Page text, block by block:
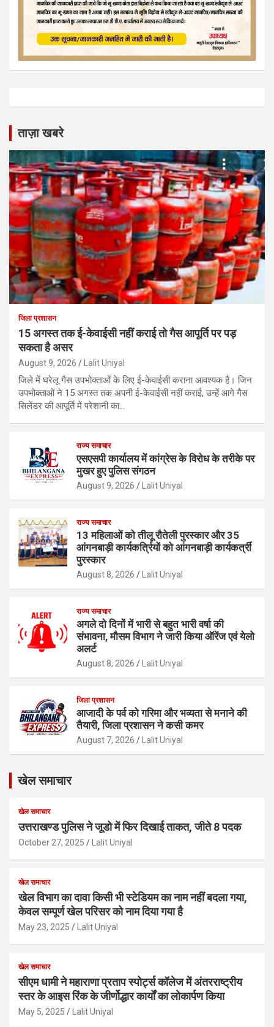
ताज़ा खबरे
जिला प्रशासन
15 अगस्त तक ई-केवाईसी नहीं कराई तो गैस आपूर्ति पर पड़
सकता है असर
August 9, 2026 Lalit Uniyal
जिले में घरेलू गैस उपभोक्ताओं के लिए ई-केवाईसी कराना आवश्यक है। जिन
उपभोक्ताओं ने 15 अगस्त तक अपनी ई-केवाईसी नहीं कराई, उन्हें आगे गैस
सिलेंडर की आपूर्ति में परेशानी का…
राज्य समाचार
एसएसपी कार्यालय में कांग्रेस के विरोध के तरीके पर
मुखर हुए पुलिस संगठन
August 9, 2026 Lalit Uniyal
राज्य समाचार
13 महिलाओं को तीलू रौतेली पुरस्कार और 35
आंगनबाड़ी कार्यकर्त्रियों को आंगनबाड़ी कार्यकर्त्री
पुरस्कार
August 8, 2026 Lalit Uniyal
राज्य समाचार
अगले दो दिनों में भारी से बहुत भारी वर्षा की
संभावना, मौसम विभाग ने जारी किया ऑरेंज एवं येलो
अलर्ट
August 8, 2026 Lalit Uniyal
जिला प्रशासन
आजादी के पर्व को गरिमा और भव्यता से मनाने की
तैयारी, जिला प्रशासन ने कसी कमर
August 7, 2026 Lalit Uniyal
खेल समाचार
खेल समाचार
उत्तराखण्ड पुलिस ने जूडो में फिर दिखाई ताकत, जीते 8 पदक
October 27, 2025 Lalit Uniyal
खेल समाचार
खेल विभाग का दावा किसी भी स्टेडियम का नाम नहीं बदला गया,
केवल सम्पूर्ण खेल परिसर को नाम दिया गया है
May 23, 2025 Lalit Uniyal
खेल समाचार
सीएम धामी ने महाराणा प्रताप स्पोर्ट्स कॉलेज में अंतरराष्ट्रीय
स्तर के आइस रिंक के जीर्णोद्धार कार्यों का लोकार्पण किया
May 5, 2025 Lalit Uniyal